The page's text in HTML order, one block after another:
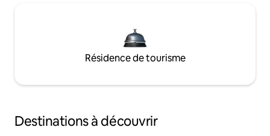
Résidence de tourisme
Destinations à découvrir